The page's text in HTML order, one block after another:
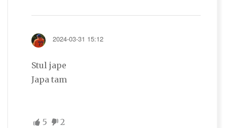
2024-03-31 15:12
Stul jape
Japa tam
5
2